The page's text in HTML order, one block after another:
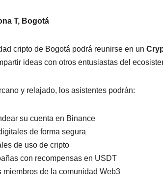
T, Bogotá
cripto de Bogotá podrá reunirse en un
ideas con otros entusiastas del
y relajado, los asistentes podrán:
su cuenta en Binance
de forma segura
de uso de cripto
con recompensas en USDT
miembros de la comunidad Web3